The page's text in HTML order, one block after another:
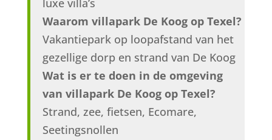
luxe villa’s
Waarom villapark De Koog op Texel?
Vakantiepark op loopafstand van het
gezellige dorp en strand van De Koog
Wat is er te doen in de omgeving
van villapark De Koog op Texel?
Strand, zee, fietsen, Ecomare,
Seetingsnollen